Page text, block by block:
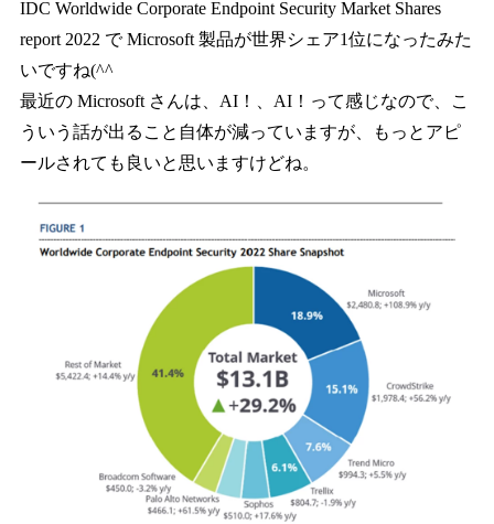
IDC Worldwide Corporate Endpoint Security Market Shares
report 2022 で Microsoft 製品が世界シェア1位になったみた
いですね(^^
最近の Microsoft さんは、AI！、AI！って感じなので、こ
ういう話が出ること自体が減っていますが、もっとアピ
ールされても良いと思いますけどね。